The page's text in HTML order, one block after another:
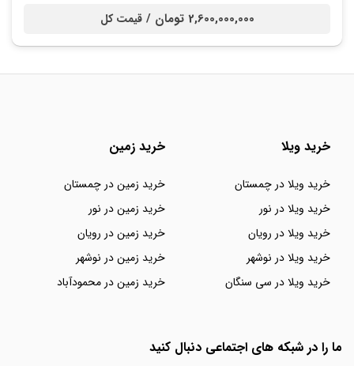
2,600,000,000 تومان / قیمت کل
خرید ویلا
خرید ویلا در چمستان
خرید ویلا در نور
خرید ویلا در رویان
خرید ویلا در نوشهر
خرید ویلا در سی سنگان
خرید زمین
خرید زمین در چمستان
خرید زمین در نور
خرید زمین در رویان
خرید زمین در نوشهر
خرید زمین در محمودآباد
ما را در شبکه های اجتماعی دنبال کنید